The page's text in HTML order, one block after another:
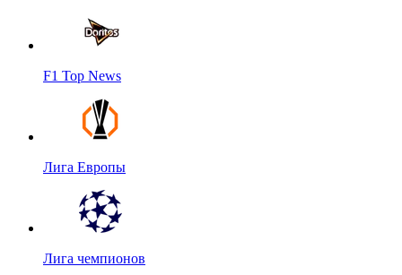
F1 Top News
Лига Европы
Лига чемпионов